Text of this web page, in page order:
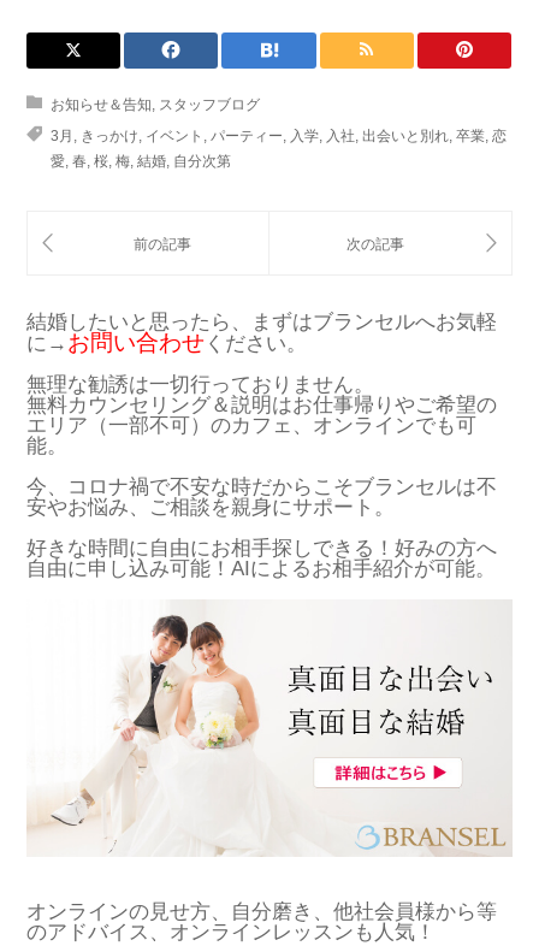
お知らせ＆告知
スタッフブログ
3月
きっかけ イベント パーティー 入学 入社 出会いと別れ 卒業 恋
愛 春 桜 梅 結婚 自分次第
結婚したいと思ったら、まずはブランセルへお気軽
に→ お問い合わせ ください。
無理な勧誘は一切行っておりません。
無料カウンセリング＆説明はお仕事帰りやご希望の
エリア（一部不可）のカフェ、オンラインでも可
能。
今、コロナ禍で不安な時だからこそブランセルは不
安やお悩み、ご相談を親身にサポート。
好きな時間に自由にお相手探しできる！好みの方へ
自由に申し込み可能！AIによるお相手紹介が可能。
オンラインの見せ方、自分磨き、他社会員様から等
のアドバイス、オンラインレッスンも人気！